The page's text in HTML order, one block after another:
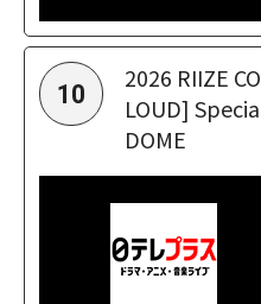
10
2026 RIIZE
LOUD]
DOME